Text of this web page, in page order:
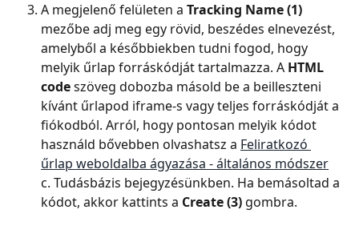
A megjelenő felületen a Tracking Name (1)
mezőbe adj meg egy rövid, beszédes elnevezést,
amelyből a későbbiekben tudni fogod, hogy
melyik űrlap forráskódját tartalmazza. A HTML
code szöveg dobozba másold be a beilleszteni
kívánt űrlapod iframe-s vagy teljes forráskódját a
fiókodból. Arról, hogy pontosan melyik kódot
használd bővebben olvashatsz a Feliratkozó
űrlap weboldalba ágyazása - általános módszer
c. Tudásbázis bejegyzésünkben. Ha bemásoltad a
kódot, akkor kattints a Create (3) gombra.